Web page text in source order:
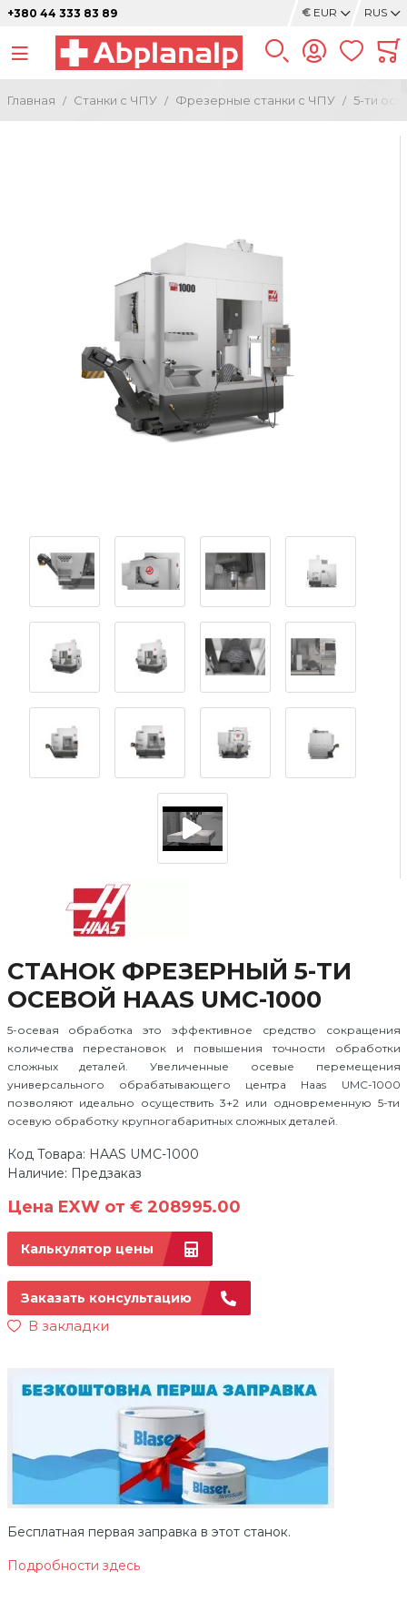
+380 44 333 83 89 € EUR RUS
Главная Станки с ЧПУ Фрезерные станки с ЧПУ 5-ти
СТАНОК ФРЕЗЕРНЫЙ 5-ТИ
ОСЕВОЙ HAAS UMC-1000
5-осевая обработка это эффективное средство сокращения
количества перестановок и повышения точности обработки
сложных деталей. Увеличенные осевые перемещения
универсального обрабатывающего центра Haas UMC-1000
позволяют идеально осуществить 3+2 или одновременную 5-ти
осевую обработку крупногабаритных сложных деталей.
Код Товара: HAAS UMC-1000
Наличие: Предзаказ
Цена EXW от € 208995.00
Калькулятор цены
Заказать консультацию
В закладки
Бесплатная первая заправка в этот станок.
Подробности здесь